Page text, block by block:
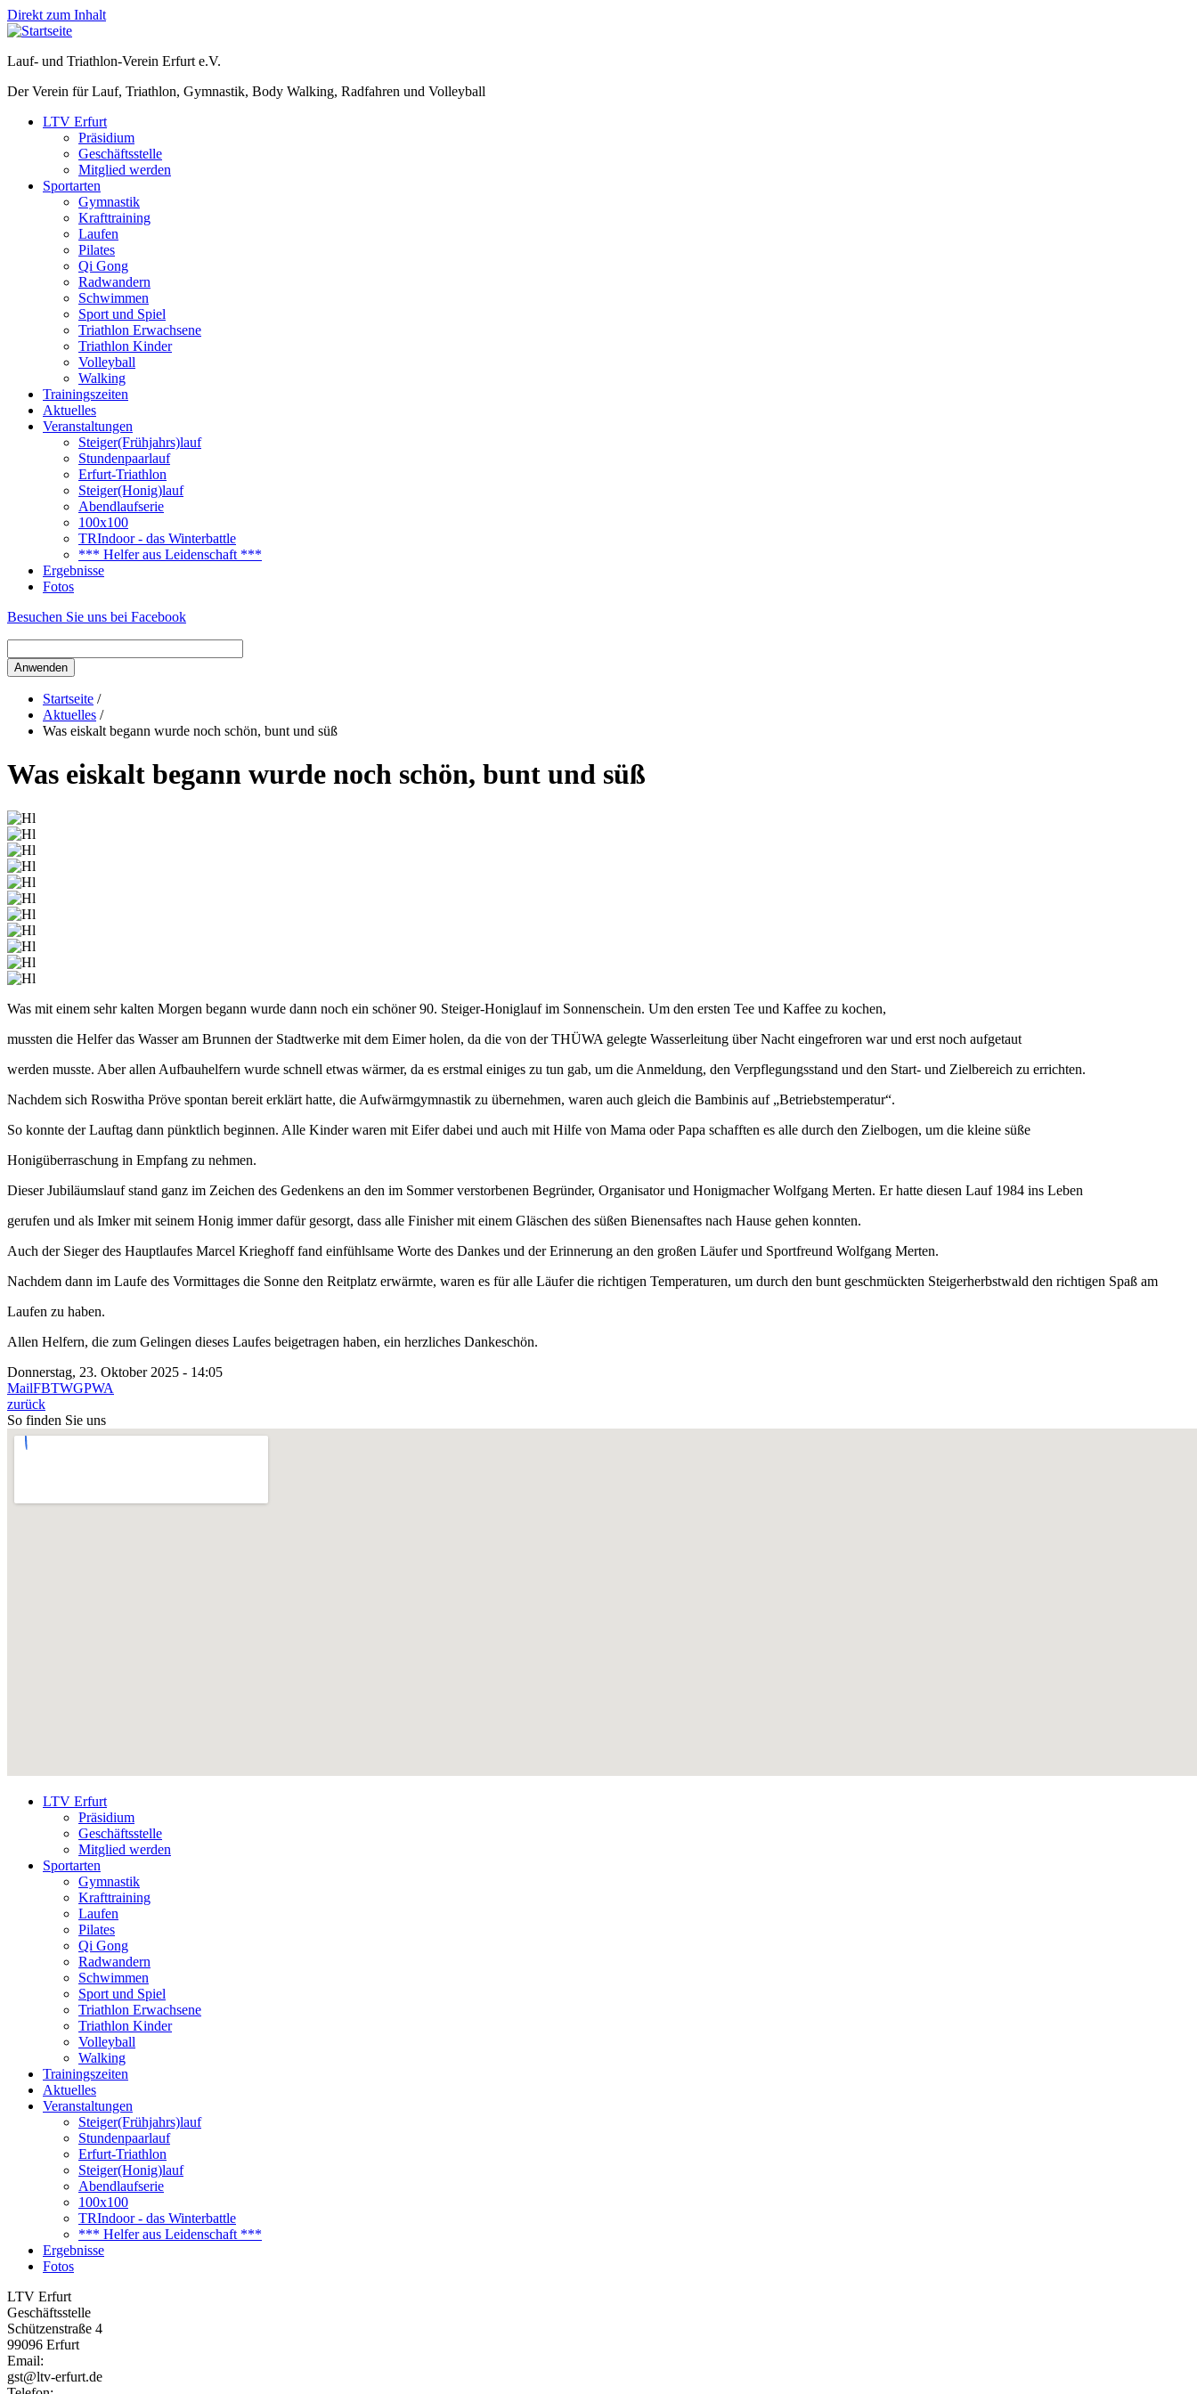
Direkt zum Inhalt
Lauf- und Triathlon-Verein Erfurt e.V.
Der Verein für Lauf, Triathlon, Gymnastik, Body Walking, Radfahren und Volleyball
LTV Erfurt
Präsidium
Geschäftsstelle
Mitglied werden
Sportarten
Gymnastik
Krafttraining
Laufen
Pilates
Qi Gong
Radwandern
Schwimmen
Sport und Spiel
Triathlon Erwachsene
Triathlon Kinder
Volleyball
Walking
Trainingszeiten
Aktuelles
Veranstaltungen
Steiger(Frühjahrs)lauf
Stundenpaarlauf
Erfurt-Triathlon
Steiger(Honig)lauf
Abendlaufserie
100x100
TRIndoor - das Winterbattle
*** Helfer aus Leidenschaft ***
Ergebnisse
Fotos
Besuchen Sie uns bei Facebook
Startseite /
Aktuelles /
Was eiskalt begann wurde noch schön, bunt und süß
Was eiskalt begann wurde noch schön, bunt und süß
Was mit einem sehr kalten Morgen begann wurde dann noch ein schöner 90. Steiger-Honiglauf im Sonnenschein. Um den ersten Tee und Kaffee zu kochen,
mussten die Helfer das Wasser am Brunnen der Stadtwerke mit dem Eimer holen, da die von der THÜWA gelegte Wasserleitung über Nacht eingefroren war und erst noch aufgetaut
werden musste. Aber allen Aufbauhelfern wurde schnell etwas wärmer, da es erstmal einiges zu tun gab, um die Anmeldung, den Verpflegungsstand und den Start- und Zielbereich zu errichten.
Nachdem sich Roswitha Pröve spontan bereit erklärt hatte, die Aufwärmgymnastik zu übernehmen, waren auch gleich die Bambinis auf „Betriebstemperatur“.
So konnte der Lauftag dann pünktlich beginnen. Alle Kinder waren mit Eifer dabei und auch mit Hilfe von Mama oder Papa schafften es alle durch den Zielbogen, um die kleine süße
Honigüberraschung in Empfang zu nehmen.
Dieser Jubiläumslauf stand ganz im Zeichen des Gedenkens an den im Sommer verstorbenen Begründer, Organisator und Honigmacher Wolfgang Merten. Er hatte diesen Lauf 1984 ins Leben
gerufen und als Imker mit seinem Honig immer dafür gesorgt, dass alle Finisher mit einem Gläschen des süßen Bienensaftes nach Hause gehen konnten.
Auch der Sieger des Hauptlaufes Marcel Krieghoff fand einfühlsame Worte des Dankes und der Erinnerung an den großen Läufer und Sportfreund Wolfgang Merten.
Nachdem dann im Laufe des Vormittages die Sonne den Reitplatz erwärmte, waren es für alle Läufer die richtigen Temperaturen, um durch den bunt geschmückten Steigerherbstwald den richtigen Spaß am
Laufen zu haben.
Allen Helfern, die zum Gelingen dieses Laufes beigetragen haben, ein herzliches Dankeschön.
Donnerstag, 23. Oktober 2025 - 14:05
MailFBTWGPWA
zurück
So finden Sie uns
LTV Erfurt
Präsidium
Geschäftsstelle
Mitglied werden
Sportarten
Gymnastik
Krafttraining
Laufen
Pilates
Qi Gong
Radwandern
Schwimmen
Sport und Spiel
Triathlon Erwachsene
Triathlon Kinder
Volleyball
Walking
Trainingszeiten
Aktuelles
Veranstaltungen
Steiger(Frühjahrs)lauf
Stundenpaarlauf
Erfurt-Triathlon
Steiger(Honig)lauf
Abendlaufserie
100x100
TRIndoor - das Winterbattle
*** Helfer aus Leidenschaft ***
Ergebnisse
Fotos
LTV Erfurt
Geschäftsstelle
Schützenstraße 4
99096 Erfurt
Email:
gst@ltv-erfurt.de